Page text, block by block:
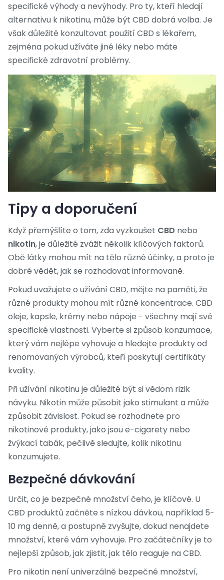
specifické výhody a nevýhody. Pro ty, kteří hledají
alternativu k nikotinu, může být CBD dobrá volba. Je
však důležité konzultovat použití CBD s lékařem,
zejména pokud užíváte jiné léky nebo máte
specifické zdravotní problémy.
Tipy a doporučení
Když přemýšlíte o tom, zda vyzkoušet CBD nebo
nikotin, je důležité zvážit několik klíčových faktorů.
Obě látky mohou mít na tělo různé účinky, a proto je
dobré vědět, jak se rozhodovat informovaně.
Pokud uvažujete o užívání CBD, mějte na paměti, že
různé produkty mohou mít různé koncentrace. CBD
oleje, kapsle, krémy nebo nápoje - všechny mají své
specifické vlastnosti. Vyberte si způsob konzumace,
který vám nejlépe vyhovuje a hledejte produkty od
renomovaných výrobců, kteří poskytují certifikáty
kvality.
Při užívání nikotinu je důležité být si vědom rizik
návyku. Nikotin může působit jako stimulant a může
způsobit závislost. Pokud se rozhodnete pro
nikotinové produkty, jako jsou e-cigarety nebo
žvýkací tabák, pečlivě sledujte, kolik nikotinu
konzumujete.
Bezpečné dávkování
Určit, co je bezpečné množství čeho, je klíčové. U
CBD produktů začněte s nízkou dávkou, například 5-
10 mg denně, a postupně zvyšujte, dokud nenajdete
množství, které vám vyhovuje. Pro začátečníky je to
nejlepší způsob, jak zjistit, jak tělo reaguje na CBD.
Pro nikotin není univerzálně bezpečné množství,